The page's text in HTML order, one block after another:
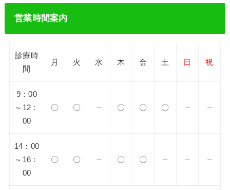
営業時間案内
診療時
間
月 火 水 木 金 土 日 祝
9：00
～12：
00
〇 〇 – 〇 〇 〇 – –
14：00
～16：
00
〇 〇 – 〇 〇 – – –